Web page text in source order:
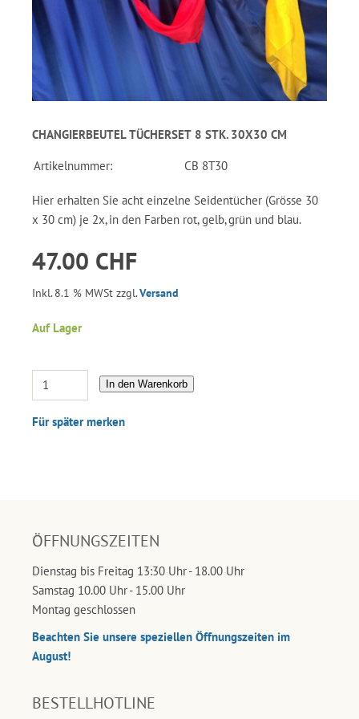
CHANGIERBEUTEL TÜCHERSET 8 STK. 30X30 CM
Artikelnummer: CB 8T30
Hier erhalten Sie acht einzelne Seidentücher (Grösse 30
x 30 cm) je 2x, in den Farben rot, gelb, grün und blau.
47.00 CHF
Inkl. 8.1 % MWSt zzgl.Versand
Auf Lager
In den Warenkorb
Für später merken
ÖFFNUNGSZEITEN
Dienstag bis Freitag 13:30 Uhr - 18.00 Uhr
Samstag 10.00 Uhr - 15.00 Uhr
Montag geschlossen
Beachten Sie unsere speziellen Öffnungszeiten im
August!
BESTELLHOTLINE